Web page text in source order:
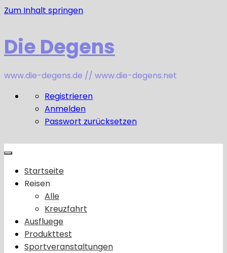
Zum Inhalt springen
Die Degens
www.die-degens.de // www.die-degens.net
Registrieren
Anmelden
Passwort zurücksetzen
Startseite
Reisen
Alle
Kreuzfahrt
Ausfluege
Produkttest
Sportveranstaltungen